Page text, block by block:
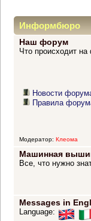
Информбюро
Наш форум
Что происходит
Новости
Правила
Модератор: Клеома
Машинная
Все, что нужно
Messages in
Language: